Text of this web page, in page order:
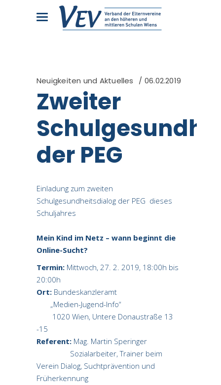
Neuigkeiten und Aktuelles 06.02.2019
Zweiter
der PEG
Einladung zum zweiten
Schulgesundheitsdialog der PEG dieses
Schuljahres
Mein Kind im Netz – wann beginnt die
Online-Sucht?
Termin: Mittwoch, 27. 2. 2019, 18:00h bis
20:00h
Ort: Bundeskanzleramt
„Medien-Jugend-Info“
1020 Wien, Untere Donaustraße 13
-15
Referent: Mag. Martin Speringer
Sozialarbeiter, Trainer beim
Verein Dialog, Suchtprävention und
Früherkennung